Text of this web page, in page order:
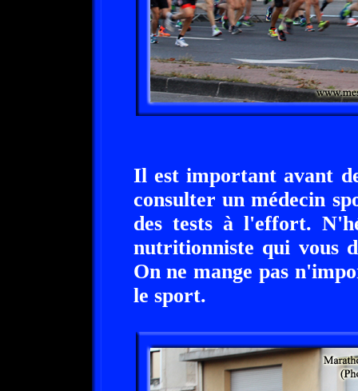
Il est important avant
consulter un médecin
des tests à l'effort.
nutritionniste qui vous
On ne mange pas
le sport.